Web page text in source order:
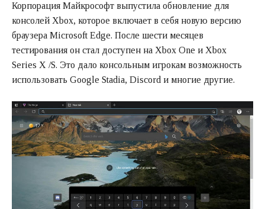
Корпорация Майкрософт выпустила обновление для
консолей Xbox, которое включает в себя новую версию
браузера Microsoft Edge. После шести месяцев
тестирования он стал доступен на Xbox One и Xbox
Series X /S. Это дало консольным игрокам возможность
использовать Google Stadia, Discord и многие другие.